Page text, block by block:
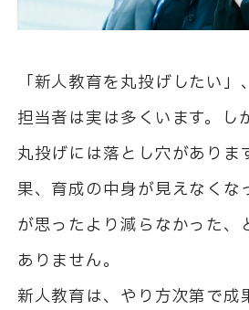
「新人教育を丸投げしたい
担当者は実は多くいます。し
丸投げには落とし穴がありま
果、育成の中身が見えなくな
が思ったより減らなかった、
ありません。
新人教育は、やり方次第で成